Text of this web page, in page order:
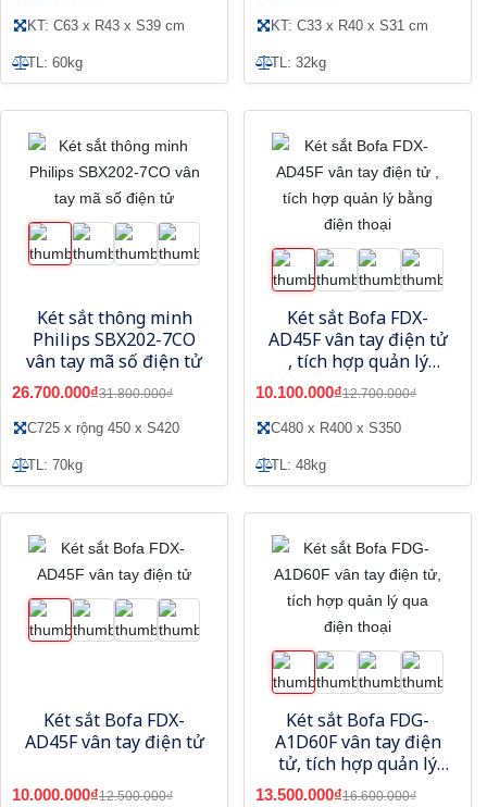
KT: C63 x R43 x S39 cm
TL: 60kg
KT: C33 x R40 x S31 cm
TL: 32kg
Két sắt thông minh
Philips SBX202-7CO
vân tay mã số điện tử
26.700.000₫31.800.000₫
C725 x rộng 450 x S420
TL: 70kg
Két sắt Bofa FDX-
AD45F vân tay điện tử
, tích hợp quản lý
bằng điện thoại
10.100.000₫12.700.000₫
C480 x R400 x S350
TL: 48kg
Két sắt Bofa FDX-
AD45F vân tay điện tử
10.000.000₫12.500.000₫
Két sắt Bofa FDG-
A1D60F vân tay điện
tử, tích hợp quản lý
qua điện thoại
13.500.000₫16.600.000₫